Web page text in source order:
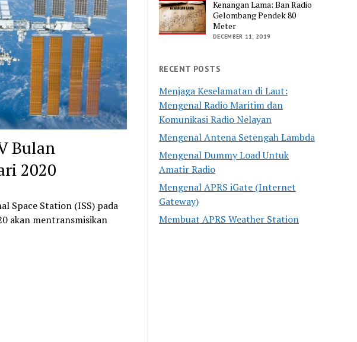
Bulan
2020
Space Station (ISS) pada
akan mentransmisikan
Kenangan Lama: Ban Radio
Gelombang Pendek 80
Meter
DECEMBER 11, 2019
RECENT POSTS
Menjaga Keselamatan di Laut:
Mengenal Radio Maritim dan
Komunikasi Radio Nelayan
Mengenal Antena Setengah Lambda
Mengenal Dummy Load Untuk
Amatir Radio
Mengenal APRS iGate (Internet
Gateway)
Membuat APRS Weather Station